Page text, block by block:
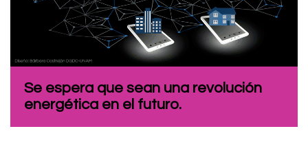
Se espera que sean una revolución
energética en el futuro.